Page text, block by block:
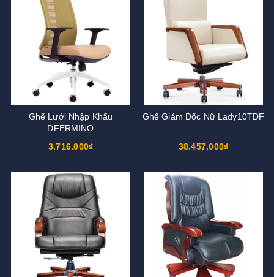
Ghế Lưới Nhập Khẩu
DFERMINO
3.716.000₫
Ghế Giám Đốc Nữ Lady10TDF
38.457.000₫